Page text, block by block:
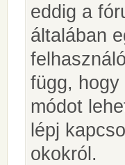
eddig a
általában
függ,
módot
lépj
okokról.